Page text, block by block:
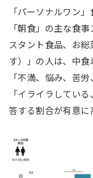
「パーソナルワン
「朝食」の主な食
スタント食品、お
す）」の人は、中食
「不満、悩み、苦
「イライラしてい
答する割合が有意に